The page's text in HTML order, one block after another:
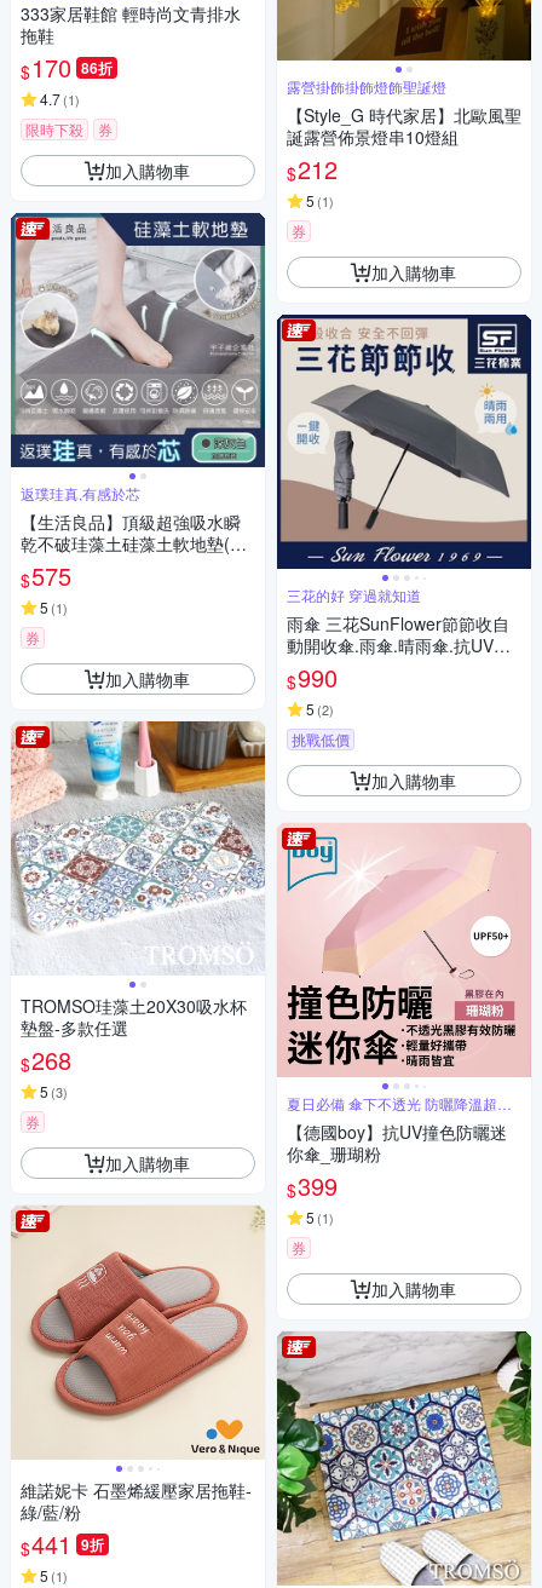
333家居鞋館 輕時尚文青排水
拖鞋
$170 86折
4.7(1)
限時下殺 券
加入購物車
返璞珪真,有感於芯
【生活良品】頂級超強吸水瞬
乾不破珪藻土硅藻土軟地墊(寵
物除臭墊-加贈布套)
$575
5 (1)
券
加入購物車
TROMSO珪藻土20X30吸水杯
墊盤-多款任選
$268
5 (3)
券
加入購物車
維諾妮卡 石墨烯緩壓家居拖鞋-
綠/藍/粉
$441 9折
5 (1)
露營掛飾掛飾燈飾聖誕燈
【Style_G 時代家居】北歐風聖
誕露營佈景燈串10燈組
$212
5 (1)
券
加入購物車
三花的好 穿過就知道
雨傘 三花SunFlower節節收自
動開收傘.雨傘.晴雨傘.抗UV防
曬_迷霧灰
$990
5 (2)
挑戰低價
加入購物車
夏日必備 傘下不透光 防曬降溫超有
感
【德國boy】抗UV撞色防曬迷
你傘_珊瑚粉
$399
5 (1)
券
加入購物車